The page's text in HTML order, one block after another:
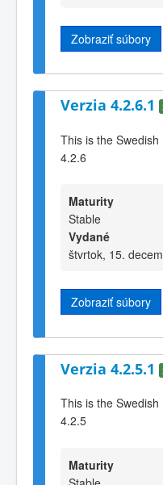
Zobraziť súbory
Verzia 4.2.6.1
This is the
4.2.6
Maturity
Stable
Vydané
štvrtok, 15.
Zobraziť súbory
Verzia 4.2.5.1
This is the
4.2.5
Maturity